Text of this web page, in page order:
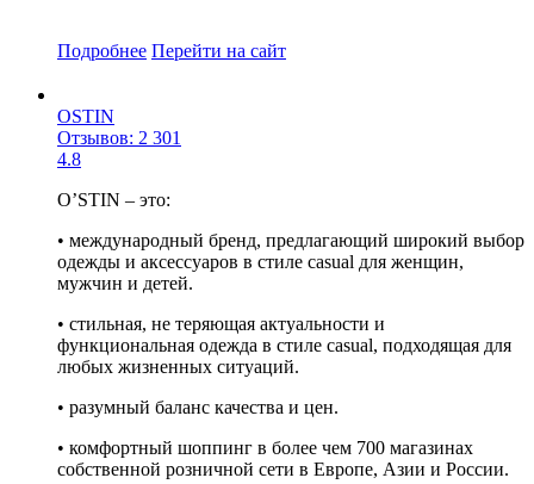
Подробнее Перейти на сайт
OSTIN
Отзывов: 2 301
4.8
O’STIN – это:
• международный бренд, предлагающий широкий выбор
одежды и аксессуаров в стиле casual для женщин,
мужчин и детей.
• стильная, не теряющая актуальности и
функциональная одежда в стиле casual, подходящая для
любых жизненных ситуаций.
• разумный баланс качества и цен.
• комфортный шоппинг в более чем 700 магазинах
собственной розничной сети в Европе, Азии и России.